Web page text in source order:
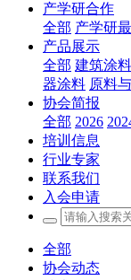
产学研合作
全部 产学研
产品展示
全部 建筑涂料
器涂料 原料
协会简报
全部 2026
培训信息
行业专家
联系我们
入会申请
全部
协会动态